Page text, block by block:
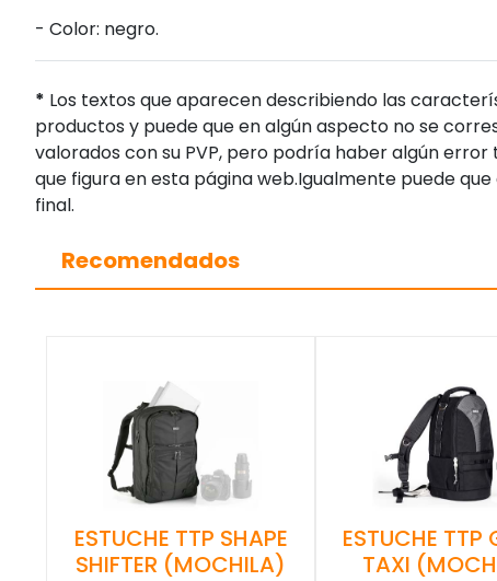
- Color: negro.
* Los textos que aparecen describiendo las
productos y puede que en algún aspecto no se
valorados con su PVP, pero podría haber algún
que figura en esta página web.Igualmente puede
final.
Recomendados
ESTUCHE TTP SHAPE
SHIFTER (MOCHILA)
ESTUCHE TTP
TAXI